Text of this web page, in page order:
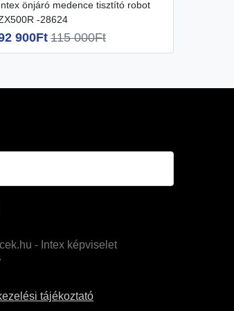
tájékoztató
-28624
900Ft115 000Ft
- Intex képviselet